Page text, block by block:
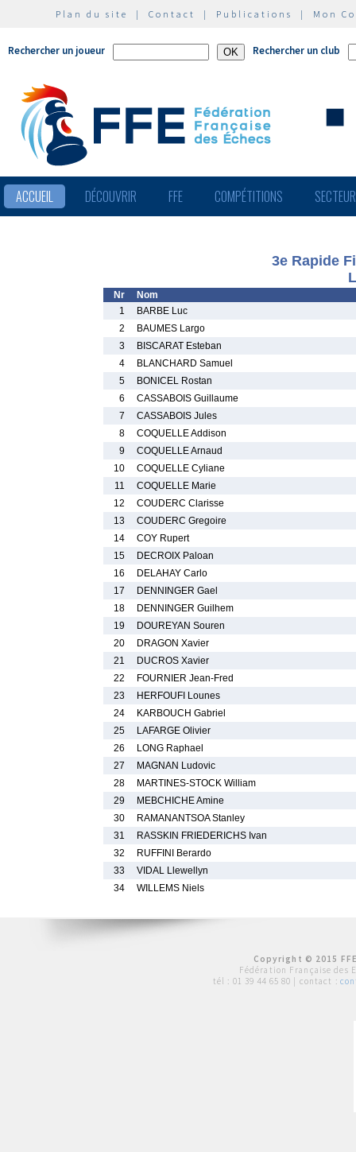
Plan du site | Contact | Publications | Mon
Rechercher un joueur Rechercher un club
ACCUEIL DÉCOUVRIR FFE COMPÉTITIONS
3e Rapide
Nr
Nom
1
BARBE Luc
2
BAUMES Largo
3
BISCARAT Esteban
4
BLANCHARD Samuel
5
BONICEL Rostan
6
CASSABOIS Guillaume
7
CASSABOIS Jules
8
COQUELLE Addison
9
COQUELLE Arnaud
10
COQUELLE Cyliane
11
COQUELLE Marie
12
COUDERC Clarisse
13
COUDERC Gregoire
14
COY Rupert
15
DECROIX Paloan
16
DELAHAY Carlo
17
DENNINGER Gael
18
DENNINGER Guilhem
19
DOUREYAN Souren
20
DRAGON Xavier
21
DUCROS Xavier
22
FOURNIER Jean-Fred
23
HERFOUFI Lounes
24
KARBOUCH Gabriel
25
LAFARGE Olivier
26
LONG Raphael
27
MAGNAN Ludovic
28
MARTINES-STOCK William
29
MEBCHICHE Amine
30
RAMANANTSOA Stanley
31
RASSKIN FRIEDERICHS Ivan
32
RUFFINI Berardo
33
VIDAL Llewellyn
34
WILLEMS Niels
Copyright © 2015
Fédération Française des
tél : 01 39 44 65 80 | contact :